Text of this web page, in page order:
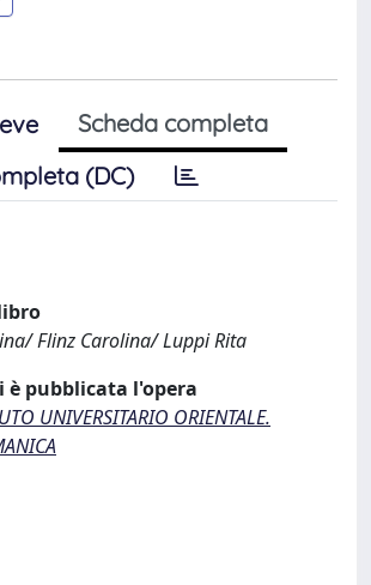
Scheda completa
(DC)
Flinz Carolina/ Luppi Rita
è pubblicata l'opera
UNIVERSITARIO ORIENTALE.